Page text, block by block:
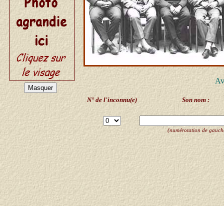
N° de l'inconnu(e) Son nom :
(numérotation de